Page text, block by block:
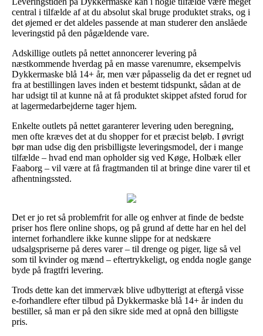
central i tilfælde af at du absolut skal bruge produktet straks, og i
det øjemed er det aldeles passende at man studerer den anslåede
leveringstid på den pågældende vare.
Adskillige outlets på nettet annoncerer levering på
næstkommende hverdag på en masse varenumre, eksempelvis
Dykkermaske blå 14+ år, men vær påpasselig da det er regnet ud
fra at bestillingen laves inden et bestemt tidspunkt, sådan at de
har udsigt til at kunne nå at få produktet skippet afsted forud for
at lagermedarbejderne tager hjem.
Enkelte outlets på nettet garanterer levering uden beregning,
men ofte kræves det at du shopper for et præcist beløb. I øvrigt
bør man udse dig den prisbilligste leveringsmodel, der i mange
tilfælde – hvad end man opholder sig ved Køge, Holbæk eller
Faaborg – vil være at få fragtmanden til at bringe dine varer til et
afhentningssted.
Det er jo ret så problemfrit for alle og enhver at finde de bedste
priser hos flere online shops, og på grund af dette har en hel del
internet forhandlere ikke kunne slippe for at nedskære
udsalgspriserne på deres varer – til drenge og piger, lige så vel
som til kvinder og mænd – eftertrykkeligt, og endda nogle gange
byde på fragtfri levering.
Trods dette kan det immervæk blive udbytterigt at eftergå visse
e-forhandlere efter tilbud på Dykkermaske blå 14+ år inden du
bestiller, så man er på den sikre side med at opnå den billigste
pris.